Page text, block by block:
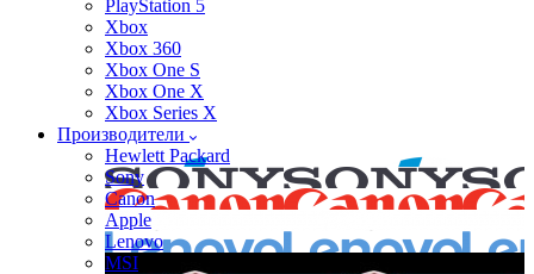
PlayStation 5
Xbox
Xbox 360
Xbox One S
Xbox One X
Xbox Series X
Производители
Hewlett Packard
Sony
Canon
Apple
Lenovo
MSI